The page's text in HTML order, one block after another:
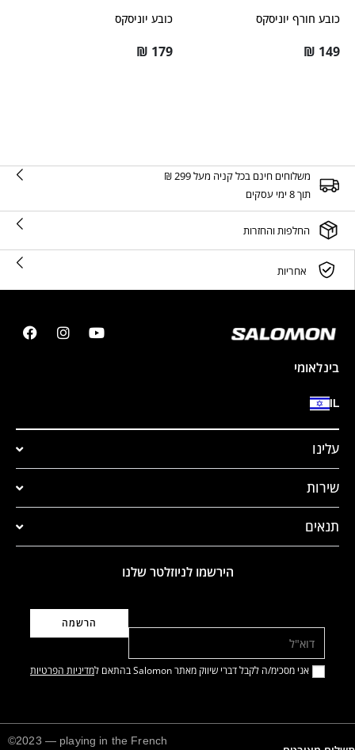
כובע חורף יוניסקס
₪ 149
כובע יוניסקס
₪ 179
משלוחים חינם בכל קניה מעל 299 ₪
תוך 8 ימי עסקים
החלפות והחזרות
אחריות
בינלאומי
IL
עלינו
שירות
תנאים
הירשמו לניוזלטר שלנו
אני מסכימ/ה לקבל דברי שיווק מאתר Salomon בהתאם ל מדיניות הפרטיות
©2023 — playing in the French